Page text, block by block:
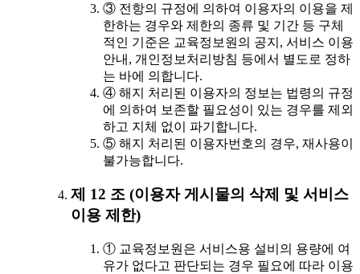
③ 전항의 규정에 의하여 이용자의 이용을 제
한하는 경우와 제한의 종류 및 기간 등 구체
적인 기준은 교육정보원의 공지, 서비스 이용
안내, 개인정보처리방침 등에서 별도로 정하
는 바에 의합니다.
④ 해지 처리된 이용자의 정보는 법령의 규정
에 의하여 보존할 필요성이 있는 경우를 제외
하고 지체 없이 파기합니다.
⑤ 해지 처리된 이용자번호의 경우, 재사용이
불가능합니다.
제 12 조 (이용자 게시물의 삭제 및 서비스
이용 제한)
① 교육정보원은 서비스용 설비의 용량에 여
유가 없다고 판단되는 경우 필요에 따라 이용